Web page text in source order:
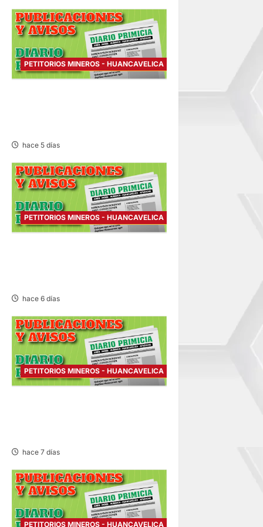
a
s
PETITORIOS MINEROS - HUANCAVELICA
hace 5 días
PETITORIOS MINEROS - HUANCAVELICA
hace 6 días
PETITORIOS MINEROS - HUANCAVELICA
hace 7 días
PETITORIOS MINEROS - HUANCAVELICA